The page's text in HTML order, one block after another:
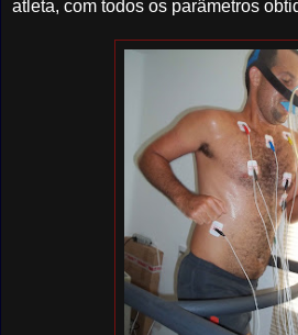
atleta, com todos os parâmetros